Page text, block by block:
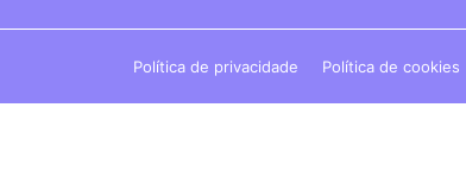
Política de privacidade Política de cookies